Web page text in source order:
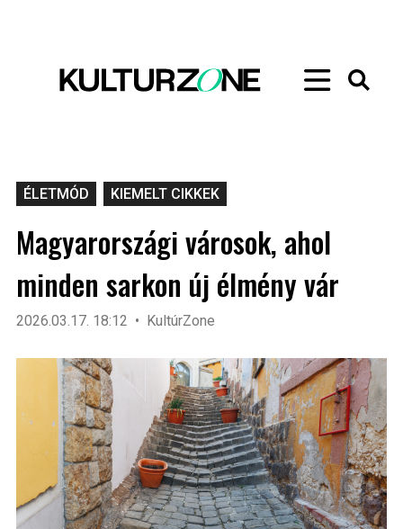
ÉLETMÓD KIEMELT CIKKEK
Magyarországi városok, ahol
minden sarkon új élmény vár
2026.03.17. 18:12 KultúrZone